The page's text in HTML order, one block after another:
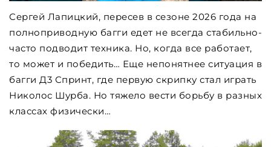
Сергей Лапицкий, пересев в сезоне 2026 года на
полноприводную багги едет не всегда стабильно-
часто подводит техника. Но, когда все работает,
то может и победить… Еще непонятнее ситуация в
багги Д3 Спринт, где первую скрипку стал играть
Николос Шурба. Но тяжело вести борьбу в разных
классах физически…